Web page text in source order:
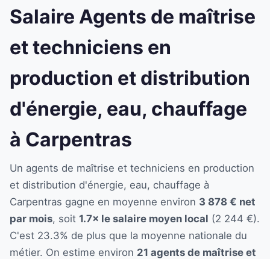
Salaire Agents de maîtrise
et techniciens en
production et distribution
d'énergie, eau, chauffage
à Carpentras
Un agents de maîtrise et techniciens en production
et distribution d'énergie, eau, chauffage à
Carpentras gagne en moyenne environ 3 878 € net
par mois, soit 1.7× le salaire moyen local (2 244 €).
C'est 23.3% de plus que la moyenne nationale du
métier. On estime environ 21 agents de maîtrise et